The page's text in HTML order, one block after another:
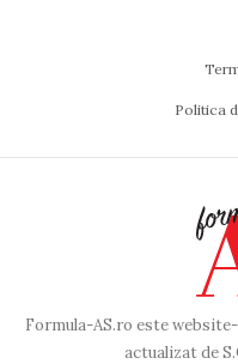
Politica
Formula-AS.ro este
actualizat de